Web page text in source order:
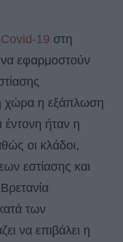
Covid-19 στη
εφαρμοστούν
χώρα η εξάπλωση
ήταν η
οι κλάδοι,
εστίασης και
των
να επιβάλει η